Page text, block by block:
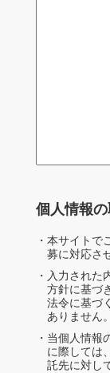
個人情報
・本サイト
募に対応さ
・入力され
方針に基づ
法令に基づ
ありません。
・当個人情
に際しては
託先に対し